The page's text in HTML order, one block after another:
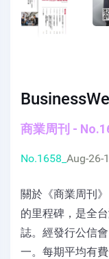
商業周刊 -
No.1658_ Aug-26-
關於《商業周刊
的里程碑，是全
誌。經發行公信
一。每期平均有